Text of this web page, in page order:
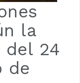
la
del 24
de